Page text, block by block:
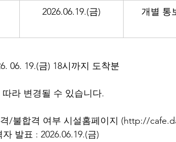
2026.06.19.(금) 개별 통
06. 19.(금) 18시까지 도착분
따라 변경될 수 있습니다.
/불합격 여부 시설홈페이지 (http://
발표 : 2026.06.19.(금)